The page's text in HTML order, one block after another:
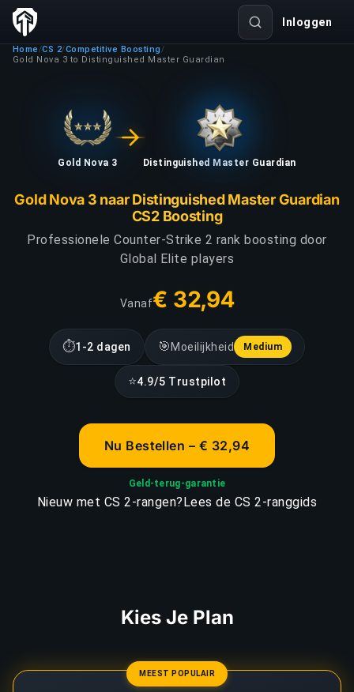
Inloggen
Home /CS 2/Competitive Boosting /
Gold Nova 3 to Distinguished Master Guardian
Gold Nova 3 Distinguished Master Guardian
Gold Nova 3 naar Distinguished Master Guardian
CS2 Boosting
Professionele Counter-Strike 2 rank boosting door
Global Elite players
Vanaf€ 32,94
⏱1-2 dagen 🎯Moeilijkheid Medium
⭐4.9/5 Trustpilot
Nu Bestellen – € 32,94
Geld-terug-garantie
Nieuw met CS 2-rangen?Lees de CS 2-ranggids
Kies Je Plan
MEEST POPULAIR